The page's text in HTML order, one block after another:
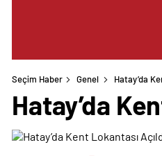
Seçim Haber Genel Hatay’da
Hatay’da